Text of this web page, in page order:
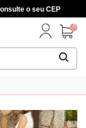
o seu CEP
0